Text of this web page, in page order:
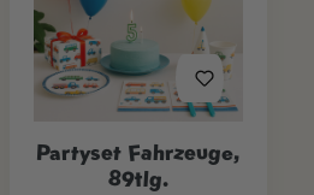
Partyset Fahrzeuge,
89tlg.